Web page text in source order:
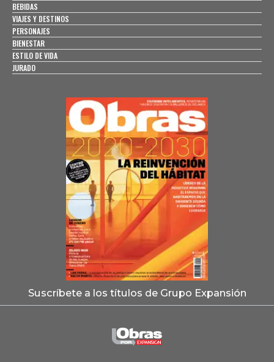
BEBIDAS
VIAJES Y DESTINOS
PERSONAJES
BIENESTAR
ESTILO DE VIDA
JURADO
Suscríbete a los títulos de Grupo Expansión